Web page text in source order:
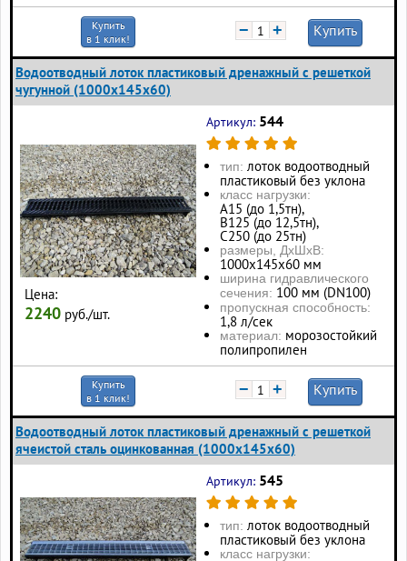
Купить
в 1 клик!
− + Купить
Водоотводный лоток пластиковый дренажный с решеткой
чугунной (1000x145x60)
Цена:
2240 руб./шт.
Артикул: 544
тип: лоток водоотводный
пластиковый без уклона
класс нагрузки:
А15 (до 1,5тн),
В125 (до 12,5тн),
С250 (до 25тн)
размеры, ДхШхВ:
1000х145х60 мм
ширина гидравлического
сечения: 100 мм (DN100)
пропускная способность:
1,8 л/сек
материал: морозостойкий
полипропилен
Купить
в 1 клик!
− + Купить
Водоотводный лоток пластиковый дренажный с решеткой
ячеистой сталь оцинкованная (1000x145x60)
Артикул: 545
тип: лоток водоотводный
пластиковый без уклона
класс нагрузки: